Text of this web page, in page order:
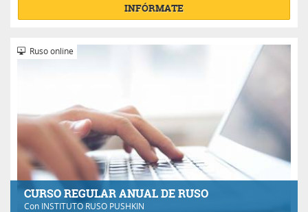
INFÓRMATE
CURSO REGULAR ANUAL DE RUSO
Con INSTITUTO RUSO PUSHKIN
Ruso online